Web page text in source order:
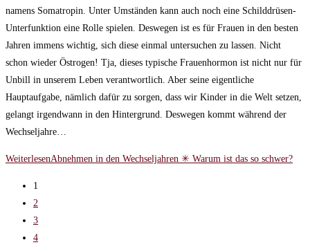
namens Somatropin. Unter Umständen kann auch noch eine Schilddrüsen-
Unterfunktion eine Rolle spielen. Deswegen ist es für Frauen in den besten
Jahren immens wichtig, sich diese einmal untersuchen zu lassen. Nicht
schon wieder Östrogen! Tja, dieses typische Frauenhormon ist nicht nur für
Unbill in unserem Leben verantwortlich. Aber seine eigentliche
Hauptaufgabe, nämlich dafür zu sorgen, dass wir Kinder in die Welt setzen,
gelangt irgendwann in den Hintergrund. Deswegen kommt während der
Wechseljahre…
WeiterlesenAbnehmen in den Wechseljahren ✳ Warum ist das so schwer?
1
2
3
4